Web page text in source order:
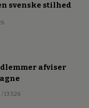
svenske stilhed
afviser
/ 13.5.26